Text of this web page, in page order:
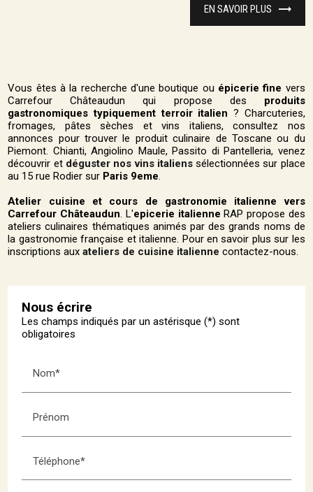
EN SAVOIR PLUS
Vous êtes à la recherche d'une boutique ou épicerie fine vers
Carrefour Châteaudun qui propose des produits
gastronomiques typiquement terroir italien ? Charcuteries,
fromages, pâtes sèches et vins italiens, consultez nos
annonces pour trouver le produit culinaire de Toscane ou du
Piemont. Chianti, Angiolino Maule, Passito di Pantelleria, venez
découvrir et déguster nos vins italienssélectionnées sur place
au 15 rue Rodier sur Paris 9eme.
Atelier cuisine et cours de gastronomie italienne vers
Carrefour Châteaudun. L'epicerie italienne RAP propose des
ateliers culinaires thématiques animés par des grands noms de
la gastronomie française et italienne. Pour en savoir plus sur les
inscriptions auxateliers de cuisine italienne contactez-nous.
Nous écrire
Les champs indiqués par un astérisque (*) sont
obligatoires
Nom*
Prénom
Téléphone*